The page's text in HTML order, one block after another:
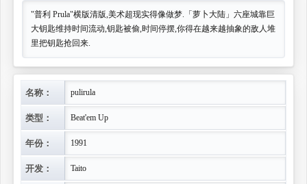
"普利 Prula"横版清版,美术超现实得像做梦.「萝卜大陆」六座城靠巨
大钥匙维持时间流动,钥匙被偷,时间停摆,你得在越来越抽象的敌人堆
里把钥匙抢回来.
名称： pulirula
类型： Beat'em Up
年份： 1991
开发： Taito